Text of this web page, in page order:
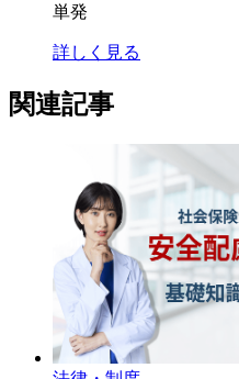
単発
詳しく見る
関連記事